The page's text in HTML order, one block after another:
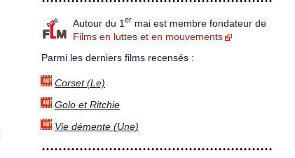
Autour du 1 er mai est membre fondateur de
Films en luttes et en mouvements
Parmi les derniers films recensés :
Corset (Le)
Golo et Ritchie
Vie démente (Une)